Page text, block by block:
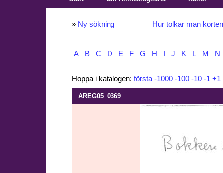
» Ny sökning Hur tolkar man
A B C D E F G H J K L M N
Hoppa i katalogen: första -1000 -100 -10 -1 +1
AREG05_0369